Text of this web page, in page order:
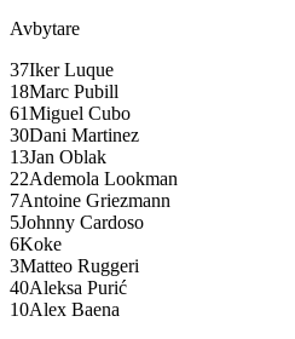
Avbytare
37Iker Luque
18Marc Pubill
61Miguel Cubo
30Dani Martinez
13Jan Oblak
22Ademola Lookman
7Antoine Griezmann
5Johnny Cardoso
6Koke
3Matteo Ruggeri
40Aleksa Purić
10Alex Baena